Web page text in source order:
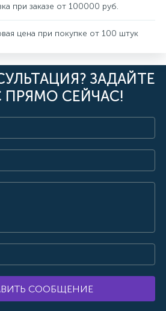
при заказе от 100000 руб.
цена при покупке от 100 штук
ЗАДАЙТЕ
СЕЙЧАС!
СООБЩЕНИЕ